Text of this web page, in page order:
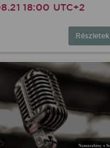
18:00 UTC+2
Részletek